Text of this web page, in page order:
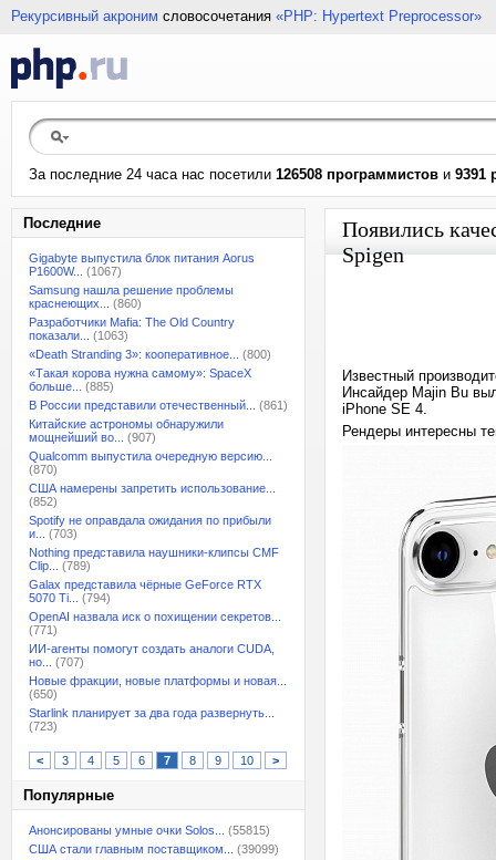
Рекурсивный акроним словосочетания «PHP: Hypertext Preprocessor»
За последние 24 часа нас посетили 126508 программистов и 9391
Последние
Gigabyte выпустила блок питания Aorus
P1600W...
(1067)
Samsung нашла решение проблемы
краснеющих...
(860)
Разработчики Mafia: The Old Country
показали...
(1063)
«Death Stranding 3»: кооперативное...
(800)
«Такая корова нужна самому»: SpaceX
больше...
(885)
В России представили отечественный...
(861)
Китайские астрономы обнаружили
мощнейший во...
(907)
Qualcomm выпустила очередную версию...
(870)
США намерены запретить использование...
(852)
Spotify не оправдала ожидания по прибыли
и...
(703)
Nothing представила наушники-клипсы CMF
Clip...
(789)
Galax представила чёрные GeForce RTX
5070 Ti...
(794)
OpenAI назвала иск о похищении секретов...
(771)
ИИ-агенты помогут создать аналоги CUDA,
но...
(707)
Новые фракции, новые платформы и новая...
(650)
Starlink планирует за два года развернуть...
(723)
< 3 4 5 6 7 8 9 10 >
Популярные
Анонсированы умные очки Solos...
(55815)
США стали главным поставщиком...
(39099)
Появились
Spigen
Известный
Инсайдер Majin Bu
iPhone SE 4.
Рендеры интересны